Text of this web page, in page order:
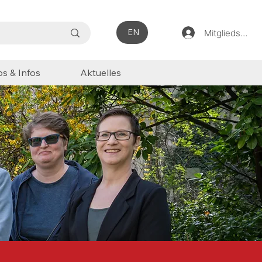
& Infos Aktuelles
EN